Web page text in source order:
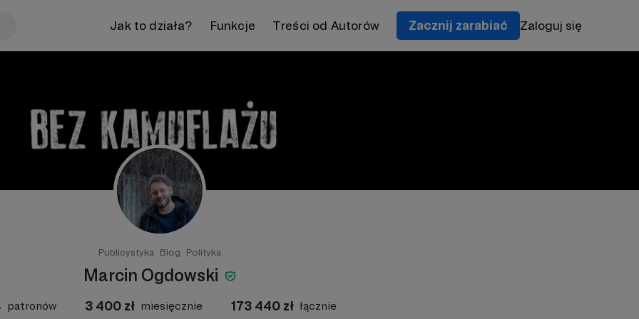
Jak to działa? Funkcje Treści od Autorów Zacznij zarabiać Zaloguj się
Publicystyka Blog Polityka
Marcin Ogdowski
patronów 3 400 zł miesięcznie 173 440 zł łącznie